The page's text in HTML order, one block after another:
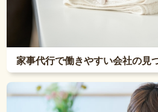
家事代行で働きやすい会社の見